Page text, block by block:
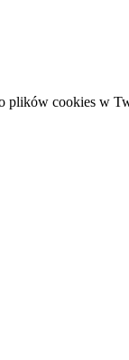
plików cookies w